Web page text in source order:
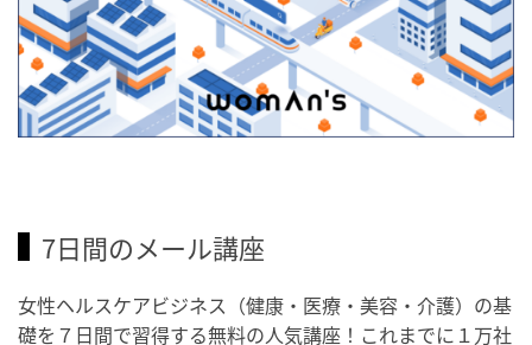
7日間のメール講座
女性ヘルスケアビジネス（健康・医療・美容・介護）の基
礎を７日間で習得する無料の人気講座！これまでに１万社